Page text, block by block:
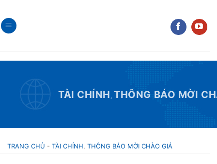
to
content
TÀI CHÍNH , THÔNG BÁO MỜI
TRANG CHỦ - TÀI CHÍNH THÔNG BÁO MỜI CHÀO GIÁ